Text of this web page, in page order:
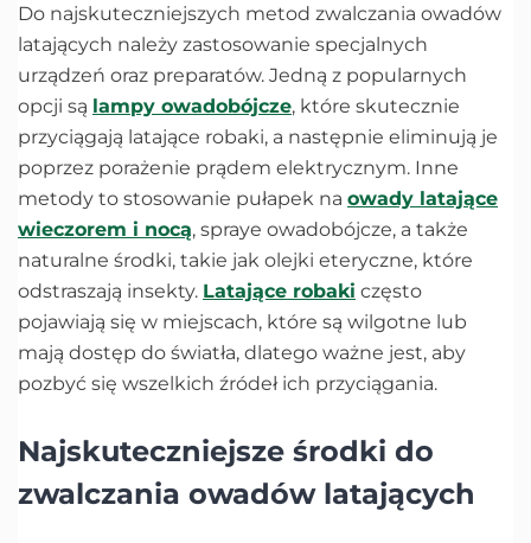
Do najskuteczniejszych metod zwalczania owadów
latających należy zastosowanie specjalnych
urządzeń oraz preparatów. Jedną z popularnych
opcji są lampy owadobójcze, które skutecznie
przyciągają latające robaki, a następnie eliminują je
poprzez porażenie prądem elektrycznym. Inne
metody to stosowanie pułapek na owady latające
wieczorem i nocą, spraye owadobójcze, a także
naturalne środki, takie jak olejki eteryczne, które
odstraszają insekty. Latające robaki często
pojawiają się w miejscach, które są wilgotne lub
mają dostęp do światła, dlatego ważne jest, aby
pozbyć się wszelkich źródeł ich przyciągania.
Najskuteczniejsze środki do
zwalczania owadów latających